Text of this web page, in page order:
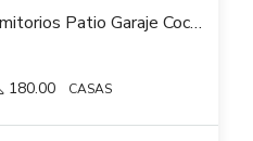
Casa PU en venta 3 dormitorios Patio Garaje Cochera Barbacoa en Atahualpa
180.00 CASAS